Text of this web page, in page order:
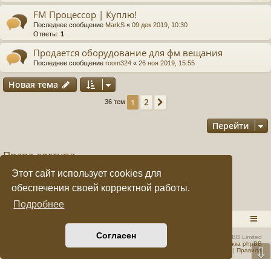
Этот сайт использует cookies для
обеспечения своей корректной работы.
Подробнее
Согласен
FM Процессор | Куплю!
Последнее сообщение MarkS « 09 дек 2019, 10:30
Ответы: 1
Продается оборудование для фм вещания
Последнее сообщение room324 « 26 ноя 2019, 15:55
Новая тема
Новая тема
36 тем 1 2
Перейти
Права доступа
Выне можетеначинать темы
Выне можетеотвечать на сообщения
Выне можетередактировать свои сообщения
удалять свои сообщения
не можетедобавлять вложения
Создано на основе
® Forum Software © phpBB Limited
Русская поддержка phpBB
| Правила
⇩